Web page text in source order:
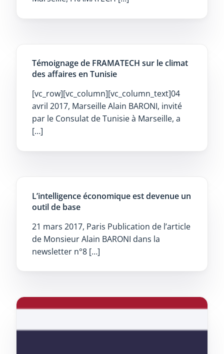
Témoignage de FRAMATECH sur le climat
des affaires en Tunisie
[vc_row][vc_column][vc_column_text]04
avril 2017, Marseille Alain BARONI, invité
par le Consulat de Tunisie à Marseille, a
[…]
L’intelligence économique est devenue un
outil de base
21 mars 2017, Paris Publication de l’article
de Monsieur Alain BARONI dans la
newsletter n°8 […]